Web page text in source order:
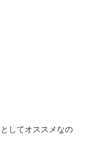
してオススメなの